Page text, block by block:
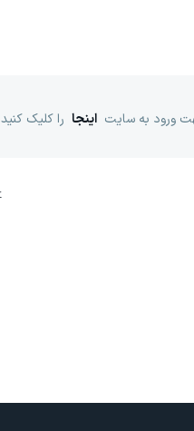
ورود به سایت اینجا را کلیک کنید